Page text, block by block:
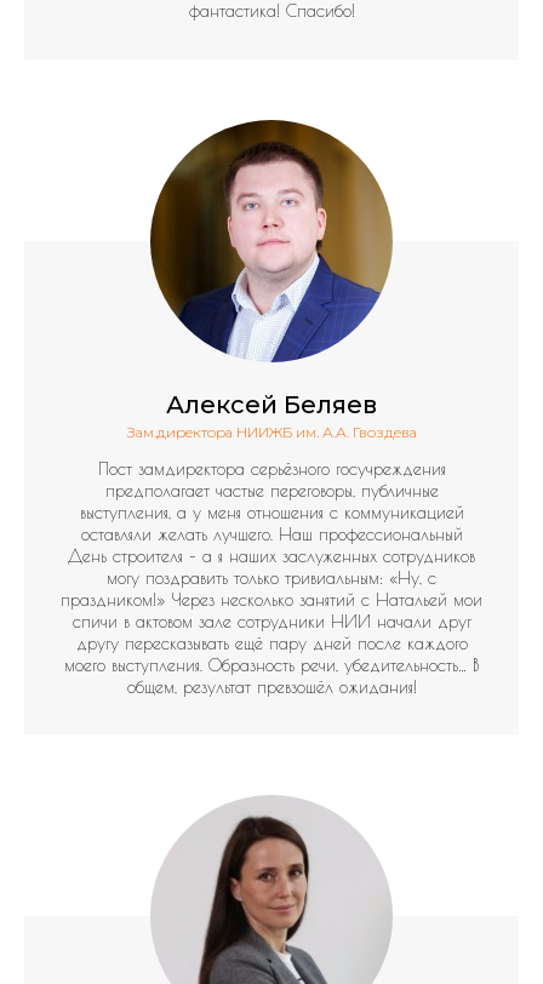
фантастика! Спасибо!
Алексей Беляев
Зам.директора НИИЖБ им. А.А. Гвоздева
Пост замдиректора серьёзного госучреждения
предполагает частые переговоры, публичные
выступления, а у меня отношения с коммуникацией
оставляли желать лучшего. Наш профессиональный
День строителя – а я наших заслуженных сотрудников
могу поздравить только тривиальным: «Ну, с
праздником!» Через несколько занятий с Натальей мои
спичи в актовом зале сотрудники НИИ начали друг
другу пересказывать ещё пару дней после каждого
моего выступления. Образность речи, убедительность… В
общем, результат превзошёл ожидания!